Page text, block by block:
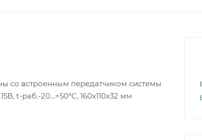
со встроенным передатчиком системы
t-раб.-20…+50°C, 160х110х32 мм